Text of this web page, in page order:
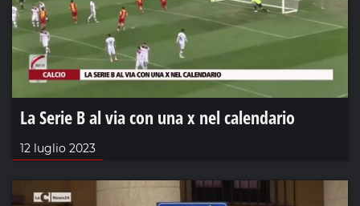
La Serie B al via con una x nel calendario
12 luglio 2023